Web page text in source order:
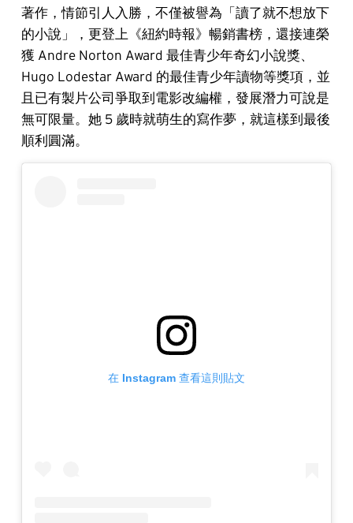
著作，情節引人入勝，不僅被譽為「讀了就不想放下
的小說」，更登上《紐約時報》暢銷書榜，還接連榮
獲 Andre Norton Award 最佳青少年奇幻小說獎、
Hugo Lodestar Award 的最佳青少年讀物等獎項，並
且已有製片公司爭取到電影改編權，發展潛力可說是
無可限量。她 5 歲時就萌生的寫作夢，就這樣到最後
順利圓滿。
在 Instagram 查看這則貼文